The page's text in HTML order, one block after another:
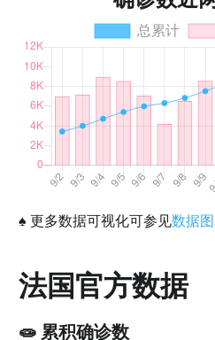
♠ 更多数据可视化可参见数据
法国官方数据
🧫 累积确诊数